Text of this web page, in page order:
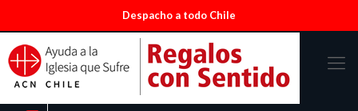
Despacho a todo Chile